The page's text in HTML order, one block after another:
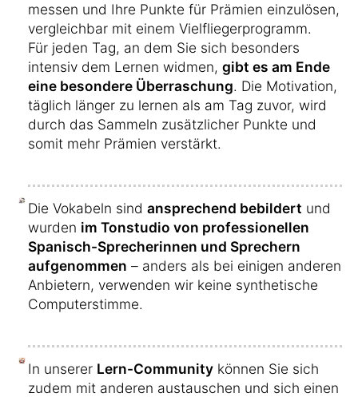
messen und Ihre Punkte für Prämien einzulösen,
vergleichbar mit einem Vielfliegerprogramm.
Für jeden Tag, an dem Sie sich besonders
intensiv dem Lernen widmen, gibt es am Ende
eine besondere Überraschung. Die Motivation,
täglich länger zu lernen als am Tag zuvor, wird
durch das Sammeln zusätzlicher Punkte und
somit mehr Prämien verstärkt.
Die Vokabeln sind ansprechend bebildert und
wurden im Tonstudio von professionellen
Spanisch-Sprecherinnen und Sprechern
aufgenommen – anders als bei einigen anderen
Anbietern, verwenden wir keine synthetische
Computerstimme.
In unserer Lern-Community können Sie sich
zudem mit anderen austauschen und sich einen